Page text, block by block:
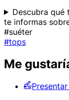
Descubra qué
te informas
#suéter
#tops
Me